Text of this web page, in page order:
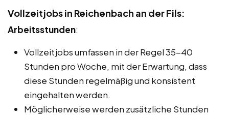
Vollzeitjobs in Reichenbach an der Fils:
Arbeitsstunden:
Vollzeitjobs umfassen in der Regel 35-40
Stunden pro Woche, mit der Erwartung, dass
diese Stunden regelmäßig und konsistent
eingehalten werden.
Möglicherweise werden zusätzliche Stunden